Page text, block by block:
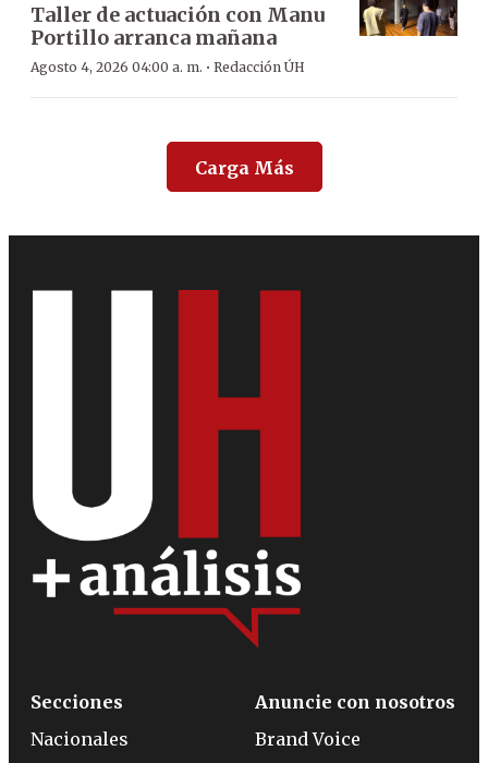
Taller de actuación con Manu
Portillo arranca mañana
Agosto 4, 2026 04:00 a. m. · Redacción ÚH
Carga Más
Secciones
Nacionales
Anuncie con nosotros
Brand Voice